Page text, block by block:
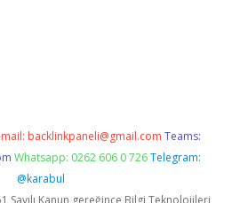
mail: backlinkpaneli@gmail.com Teams:
Whatsapp: 0262 606 0 726 Telegram:
@karabul
Sayılı Kanun gereğince Bilgi Teknolojileri